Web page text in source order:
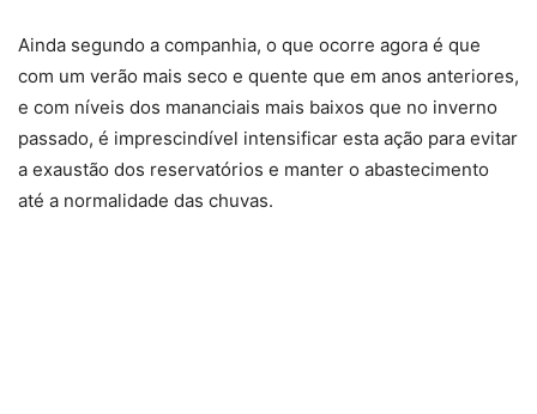
Ainda segundo a companhia, o que ocorre agora é que
com um verão mais seco e quente que em anos anteriores,
e com níveis dos mananciais mais baixos que no inverno
passado, é imprescindível intensificar esta ação para evitar
a exaustão dos reservatórios e manter o abastecimento
até a normalidade das chuvas.